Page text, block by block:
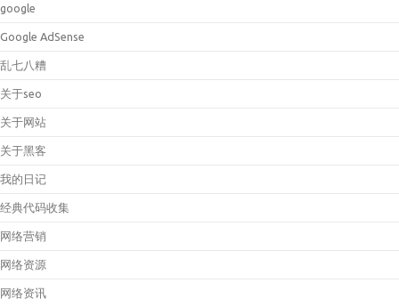
google
Google AdSense
乱七八糟
关于seo
关于网站
关于黑客
我的日记
经典代码收集
网络营销
网络资源
网络资讯